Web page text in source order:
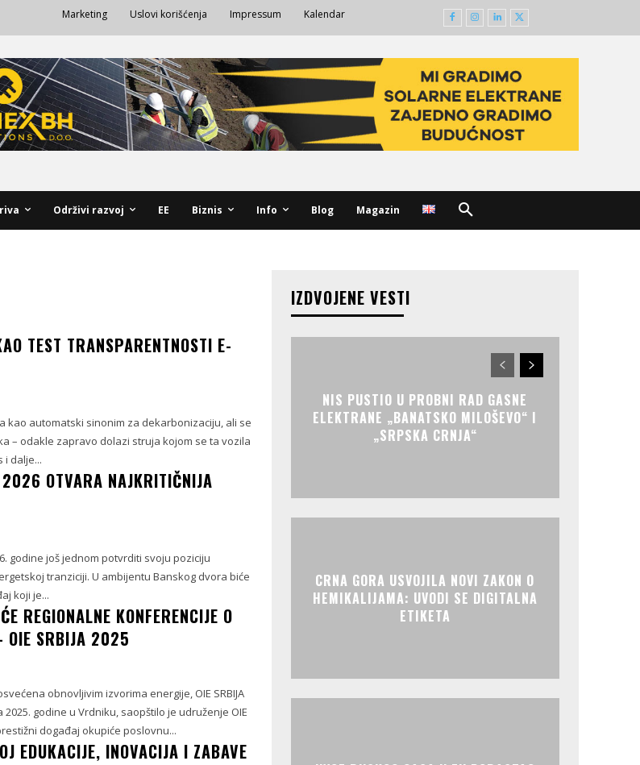
Marketing Uslovi korišćenja Impressum Kalendar
Održivi razvoj EE Biznis Info Blog Magazin
TEST TRANSPARENTNOSTI E-
kao automatski sinonim za dekarbonizaciju, ali se
– odakle zapravo dolazi struja kojom se ta vozila
i dalje...
OTVARA NAJKRITIČNIJA
godine još jednom potvrditi svoju poziciju
tranziciji. U ambijentu Banskog dvora biće
koji je...
REGIONALNE KONFERENCIJE O
OIE SRBIJA 2025
obnovljivim izvorima energije, OIE SRBIJA
2025. godine u Vrdniku, saopštilo je udruženje OIE
događaj okupiće poslovnu...
EDUKACIJE, INOVACIJA I ZABAVE
IZDVOJENE VESTI
NIS PUSTIO U PROBNI RAD GASNE
ELEKTRANE „BANATSKO MILOŠEVO“ I
„SRPSKA CRNJA“
CRNA GORA USVOJILA NOVI ZAKON O
HEMIKALIJAMA: UVODI SE DIGITALNA
ETIKETA